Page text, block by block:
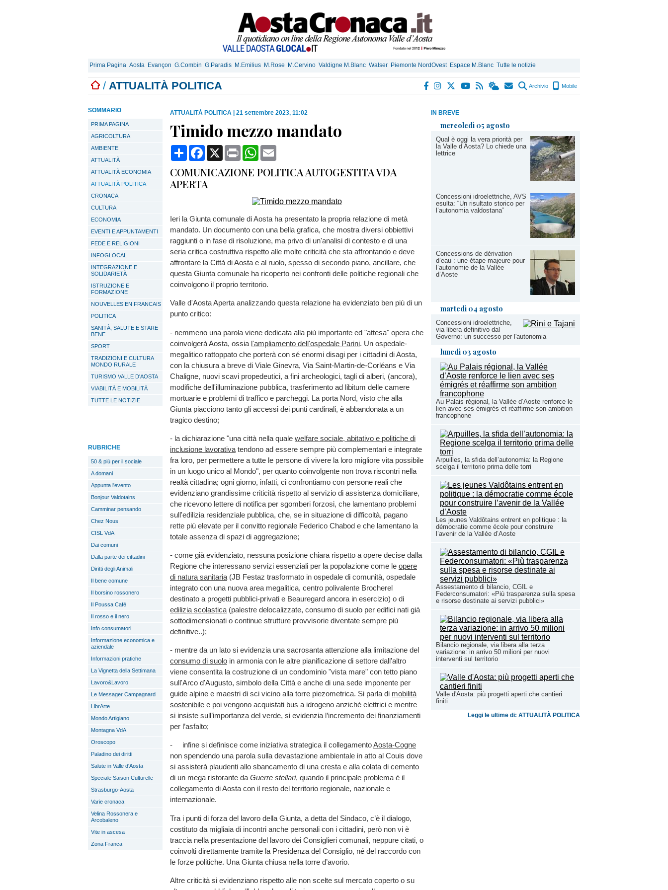
Prima Pagina Aosta Evançon G.Combin G.Paradis M.Emilius M.Rose M.Cervino Valdigne M.Blanc Walser Piemonte NordOvest Espace M.Blanc Tutte le notizie
/ ATTUALITÀ POLITICA Archivio Mobile
IN BREVE
mercoledì 05 agosto
Qual è oggi la vera priorità per
la Valle d’Aosta? Lo chiede una
lettrice
Concessioni idroelettriche, AVS
esulta: “Un risultato storico per
l’autonomia valdostana”
Concessions de dérivation
d’eau : une étape majeure pour
l’autonomie de la Vallée
d’Aoste
martedì 04 agosto
Concessioni idroelettriche,
via libera definitivo dal
Governo: un successo per l'autonomia
lunedì 03 agosto
Au Palais régional, la Vallée d’Aoste renforce le
lien avec ses émigrés et réaffirme son ambition
francophone
Arpuilles, la sfida dell’autonomia: la Regione
scelga il territorio prima delle torri
Les jeunes Valdôtains entrent en politique : la
démocratie comme école pour construire
l’avenir de la Vallée d’Aoste
Assestamento di bilancio, CGIL e
Federconsumatori: «Più trasparenza sulla spesa
e risorse destinate ai servizi pubblici»
Bilancio regionale, via libera alla terza
variazione: in arrivo 50 milioni per nuovi
interventi sul territorio
Valle d'Aosta: più progetti aperti che cantieri
finiti
Leggi le ultime di: ATTUALITÀ POLITICA
SOMMARIO
PRIMA PAGINA
AGRICOLTURA
AMBIENTE
ATTUALITÀ
ATTUALITÀ ECONOMIA
ATTUALITÀ POLITICA
CRONACA
CULTURA
ECONOMIA
EVENTI E APPUNTAMENTI
FEDE E RELIGIONI
INFOGLOCAL
INTEGRAZIONE E
SOLIDARIETÀ
ISTRUZIONE E
FORMAZIONE
NOUVELLES EN FRANCAIS
POLITICA
SANITÀ, SALUTE E STARE
BENE
SPORT
TRADIZIONI E CULTURA
MONDO RURALE
TURISMO VALLE D'AOSTA
VIABILITÀ E MOBILITÀ
TUTTE LE NOTIZIE
RUBRICHE
50 & più per il sociale
A domani
Appunta l'evento
Bonjour Valdotains
Camminar pensando
Chez Nous
CISL VdA
Dai comuni
Dalla parte dei cittadini
Diritti degli Animali
Il bene comune
Il borsino rossonero
Il Poussa Café
Il rosso e il nero
Info consumatori
Informazione economica e
aziendale
Informazioni pratiche
La Vignetta della Settimana
Lavoro&Lavoro
Le Messager Campagnard
LibrArte
Mondo Artigiano
Montagna VdA
Oroscopo
Paladino dei diritti
Salute in Valle d'Aosta
Speciale Saison Culturelle
Strasburgo-Aosta
Varie cronaca
Velina Rossonera e
Arcobaleno
Vite in ascesa
Zona Franca
ATTUALITÀ POLITICA 21 settembre 2023, 11:02
Timido mezzo mandato
CondividiFacebook
X Print WhatsApp
COMUNICAZIONE POLITICA AUTOGESTITA VDA
APERTA
Ieri la Giunta comunale di Aosta ha presentato la propria relazione di metà
mandato. Un documento con una bella grafica, che mostra diversi obbiettivi
raggiunti o in fase di risoluzione, ma privo di un'analisi di contesto e di una
seria critica costruttiva rispetto alle molte criticità che sta affrontando e deve
affrontare la Città di Aosta e al ruolo, spesso di secondo piano, ancillare, che
questa Giunta comunale ha ricoperto nei confronti delle politiche regionali che
coinvolgono il proprio territorio.
Valle d'Aosta Aperta analizzando questa relazione ha evidenziato ben più di un
punto critico:
- nemmeno una parola viene dedicata alla più importante ed "attesa" opera che
coinvolgerà Aosta, ossia l'ampliamento dell'ospedale Parini. Un ospedale-
megalitico rattoppato che porterà con sé enormi disagi per i cittadini di Aosta,
con la chiusura a breve di Viale Ginevra, Via Saint-Martin-de-Corléans e Via
Chaligne, nuovi scavi propedeutici, a fini archeologici, tagli di alberi, (ancora),
modifiche dell'illuminazione pubblica, trasferimento ad libitum delle camere
mortuarie e problemi di traffico e parcheggi. La porta Nord, visto che alla
Giunta piacciono tanto gli accessi dei punti cardinali, è abbandonata a un
tragico destino;
- la dichiarazione "una città nella quale welfare sociale, abitativo e politiche di
inclusione lavorativa tendono ad essere sempre più complementari e integrate
fra loro, per permettere a tutte le persone di vivere la loro migliore vita possibile
in un luogo unico al Mondo", per quanto coinvolgente non trova riscontri nella
realtà cittadina; ogni giorno, infatti, ci confrontiamo con persone reali che
evidenziano grandissime criticità rispetto al servizio di assistenza domiciliare,
che ricevono lettere di notifica per sgomberi forzosi, che lamentano problemi
sull'edilizia residenziale pubblica, che, se in situazione di difficoltà, pagano
rette più elevate per il convitto regionale Federico Chabod e che lamentano la
totale assenza di spazi di aggregazione;
- come già evidenziato, nessuna posizione chiara rispetto a opere decise dalla
Regione che interessano servizi essenziali per la popolazione come le opere
di natura sanitaria (JB Festaz trasformato in ospedale di comunità, ospedale
integrato con una nuova area megalitica, centro polivalente Brocherel
destinato a progetti pubblici-privati e Beauregard ancora in esercizio) o di
edilizia scolastica (palestre delocalizzate, consumo di suolo per edifici nati già
sottodimensionati o continue strutture provvisorie diventate sempre più
definitive..);
- mentre da un lato si evidenzia una sacrosanta attenzione alla limitazione del
consumo di suolo in armonia con le altre pianificazione di settore dall’altro
viene consentita la costruzione di un condominio "vista mare" con tetto piano
sull'Arco d'Augusto, simbolo della Città e anche di una sede imponente per
guide alpine e maestri di sci vicino alla torre piezometrica. Si parla di mobilità
sostenibile e poi vengono acquistati bus a idrogeno anziché elettrici e mentre
si insiste sull’importanza del verde, si evidenzia l’incremento dei finanziamenti
per l’asfalto;
- infine si definisce come iniziativa strategica il collegamentoAosta-Cogne
non spendendo una parola sulla devastazione ambientale in atto al Couis dove
si assisterà plaudenti allo sbancamento di una cresta e alla colata di cemento
di un mega ristorante da Guerre stellari, quando il principale problema è il
collegamento di Aosta con il resto del territorio regionale, nazionale e
internazionale.
Tra i punti di forza del lavoro della Giunta, a detta del Sindaco, c’è il dialogo,
costituto da migliaia di incontri anche personali con i cittadini, però non vi è
traccia nella presentazione del lavoro dei Consiglieri comunali, neppure citati, o
coinvolti direttamente tramite la Presidenza del Consiglio, né del raccordo con
le forze politiche. Una Giunta chiusa nella torre d’avorio.
Altre criticità si evidenziano rispetto alle non scelte sul mercato coperto o su